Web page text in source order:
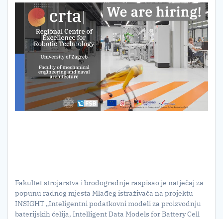
Fakultet strojarstva i brodogradnje raspisao je natječaj za
popunu radnog mjesta Mlađeg istraživača na projektu
INSIGHT „Inteligentni podatkovni modeli za proizvodnju
baterijskih ćelija, Intelligent Data Models for Battery Cell